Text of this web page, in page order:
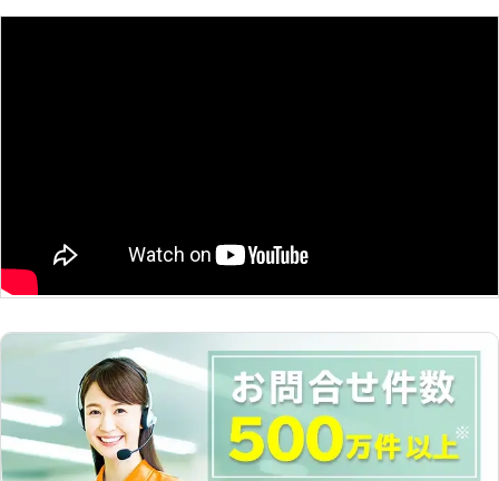
がたつくといったご相談をいただくこ
所があり、そういった場合は原因を把
当社では、妥協のない作業を徹底して
し、お客様には確かな技術力をご提供
しておりますので、安心して私どもに
お任せください。